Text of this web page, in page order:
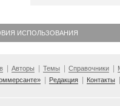
ИСПОЛЬЗОВАНИЯ
Авторы Темы Справочники
Редакция Контакты